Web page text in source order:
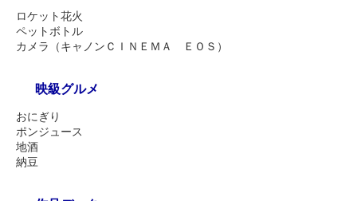
ロケット花火
ペットボトル
カメラ（キャノンＣＩＮＥＭＡ ＥＯＳ）
映級グルメ
おにぎり
ポンジュース
地酒
納豆